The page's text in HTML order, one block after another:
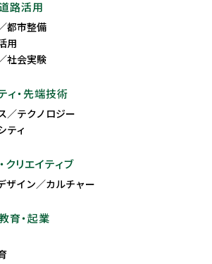
路活用
都市整備
用
社会実験
ィ・先端技術
／テクノロジー
ティ
クリエイティブ
ザイン／カルチャー
育・起業